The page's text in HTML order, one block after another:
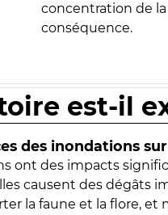
concentration de
conséquence.
est-il
des inondations
ont des impacts
causent des dégâts
la faune et la flore, et